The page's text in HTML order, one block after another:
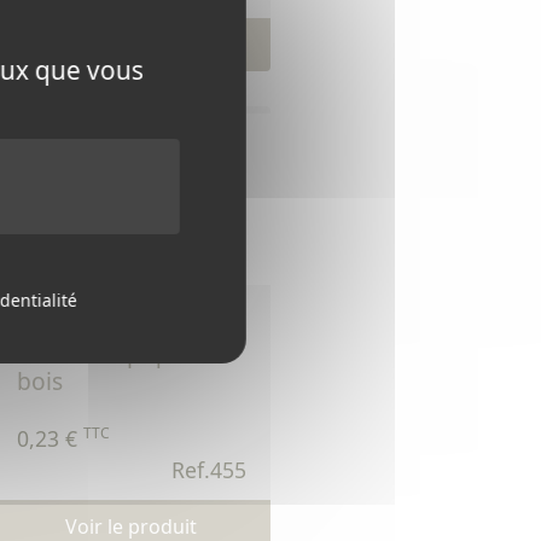
que vous
bois
0,23 € TTC
Ref.455
Voir le produit